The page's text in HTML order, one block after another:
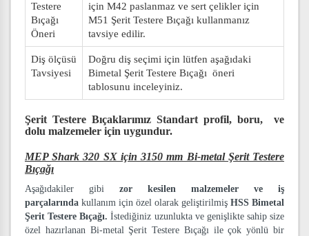
Testere
Bıçağı
Öneri
için M42 paslanmaz ve sert çelikler için
M51 Şerit Testere Bıçağı kullanmanız
tavsiye edilir.
Diş ölçüsü
Tavsiyesi
Doğru diş seçimi için lütfen aşağıdaki
Bimetal Şerit Testere Bıçağı öneri
tablosunu inceleyiniz.
Şerit Testere Bıçaklarımız Standart profil, boru, ve
dolu malzemeler için uygundur.
MEP Shark 320 SX için 3150 mm Bi-metal Şerit Testere
Bıçağı
Aşağıdakiler gibi zor kesilen malzemeler ve iş
parçalarında kullanım için özel olarak geliştirilmiş HSS Bimetal
Şerit Testere Bıçağı.İstediğiniz uzunlukta ve genişlikte sahip size
özel hazırlanan Bi-metal Şerit Testere Bıçağı ile çok yönlü bir